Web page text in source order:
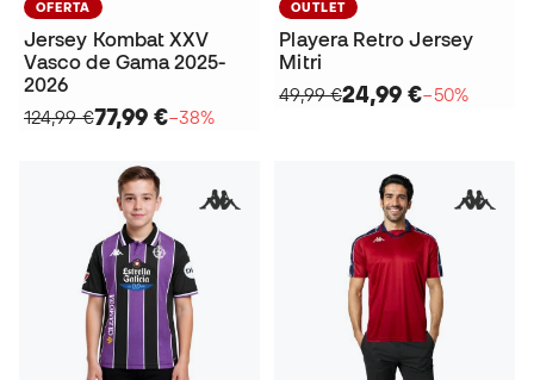
OFERTA
Jersey Kombat XXV
Vasco de Gama 2025-
2026
124,99 €77,99 €−38%
OUTLET
Playera Retro Jersey
Mitri
49,99 €24,99 €−50%